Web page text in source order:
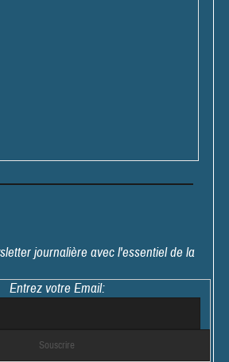
journalière avec l'essentiel de la
Entrez votre Email: